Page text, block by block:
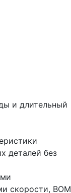
и длительный
деталей без
скорости, ВОМ